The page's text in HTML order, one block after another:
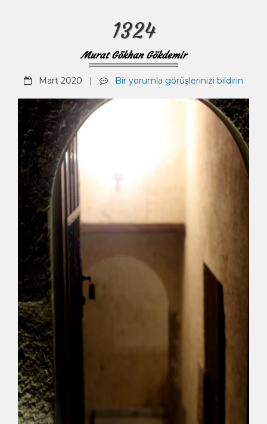
1324
Murat Gökhan Gökdemir
Mart 2020 | Bir yorumla görüşlerinizi bildirin